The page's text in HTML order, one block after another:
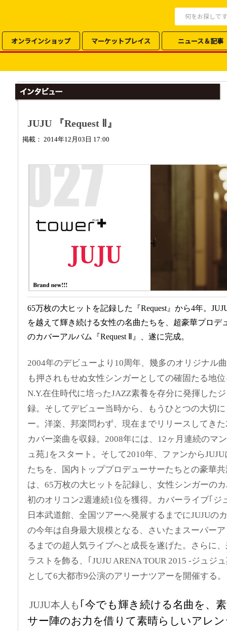
オンラインショップ マーケットプレイス ニュース＆記事
JUJU 『Request Ⅱ』
掲載： 2014年12月03日 17:00
65万枚の大ヒットを記録した『Request』から4年。
を越えて輝き続ける女性の名曲たちを、超豪華プロデ
のカバーアルバム『Request Ⅱ』、遂に完成。
2004年のデビューより10周年、幾多のオリジナル
も押されもせぬ女性シンガーとしての確固たる地
N.Y.在住時代に培ったJAZZ素養を存分に発揮した
録。そしてデビュー当時から、もうひとつの大切
ー。洋楽、邦楽問わず、現在までリリースしてき
カバー楽曲を収録。2008年には、12ヶ月連続のマ
ュ苑｣をスタート。そして2010年、ファンから
たちを、国内トッププロデューサーたちとの豪華
は、65万枚の大ヒットを記録し、女性シンガーの
初のオリコン2週連続1位を獲得。カバーライブ｢ジ
日本武道館、全国ツアーへ発展するまでにJUJUの
の今年は自身最大規模となる、さいたまスーパー
るまでの超人気ライブへと成長を遂げた。さらに
ラストを飾る、｢JUJU ARENA TOUR 2015 -ジュジ
として6大都市9公演のアリーナツアーを開催する。
JUJU本人も ｢今でも輝き続ける名曲を、
サー陣のお力を借りて素晴らしいアレ